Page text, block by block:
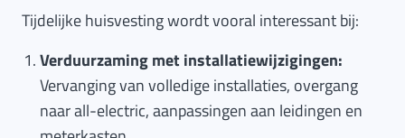
Tijdelijke huisvesting wordt vooral interessant bij:
Verduurzaming met installatiewijzigingen:
Vervanging van volledige installaties, overgang
naar all-electric, aanpassingen aan leidingen en